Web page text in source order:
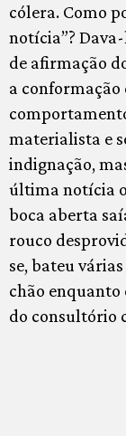
cólera. Como
notícia”?
de afirmação
a conformação
materialista e
indignação,
última notícia o
boca aberta
rouco
se, bateu
chão enquanto
do consultório